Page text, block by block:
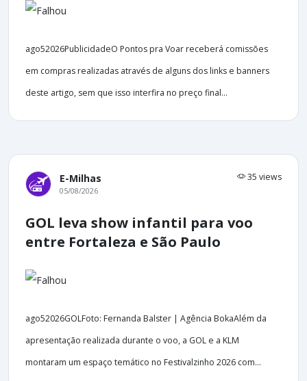
ago52026PublicidadeO Pontos pra Voar receberá comissões
em compras realizadas através de alguns dos links e banners
deste artigo, sem que isso interfira no preço final...
E-Milhas 35 views
05/08/2026
GOL leva show infantil para voo
entre Fortaleza e São Paulo
ago52026GOLFoto: Fernanda Balster | Agência BokaAlém da
apresentação realizada durante o voo, a GOL e a KLM
montaram um espaço temático no Festivalzinho 2026 com...